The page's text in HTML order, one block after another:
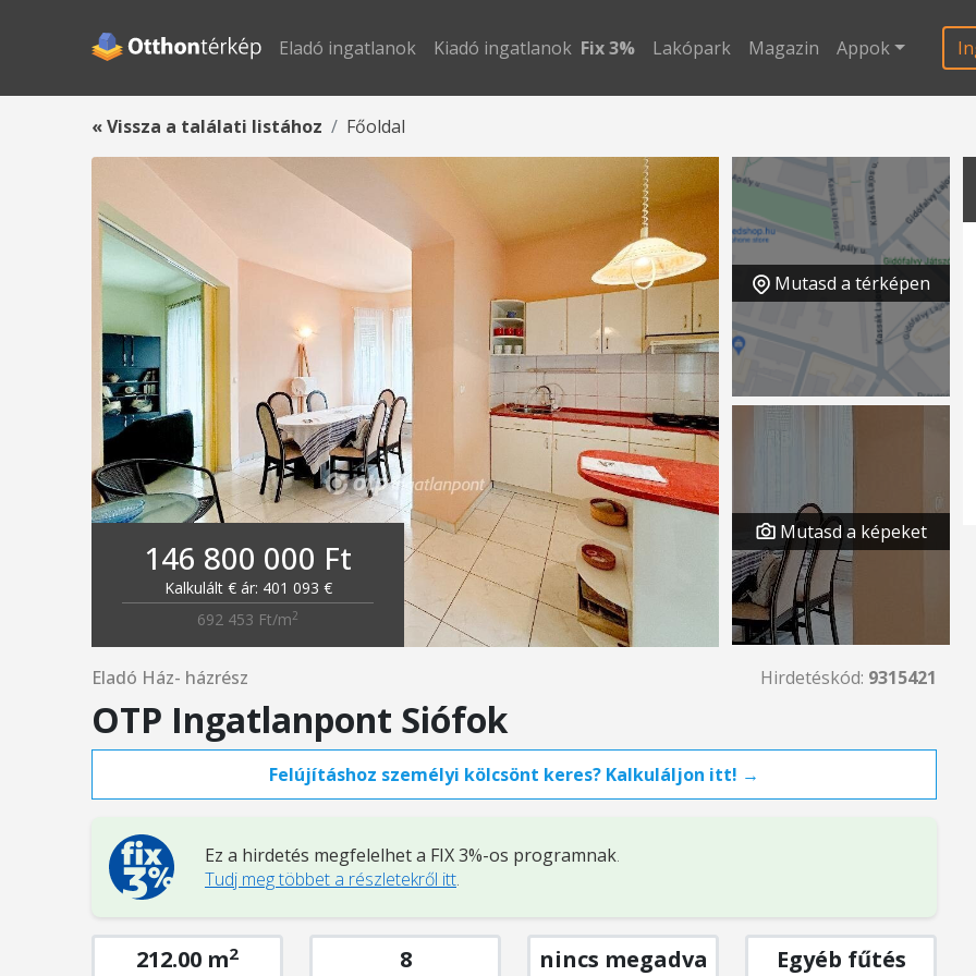
Eladó ingatlanok Kiadó ingatlanok Fix 3% Lakópark Magazin Appok
« Vissza a találati listához Főoldal
146 800 000 Ft
Kalkulált € ár: 401 093 €
692 453 Ft/m2
Mutasd a térképen
Mutasd a képeket
Eladó Ház- házrész Hirdetéskód: 9315421
OTP Ingatlanpont Siófok
Felújításhoz személyi kölcsönt keres? Kalkuláljon itt! →
Ez a hirdetés megfelelhet a FIX 3%-os programnak.
Tudj meg többet a részletekről itt.
212.00 m2 8 nincs megadva Egyéb fűtés